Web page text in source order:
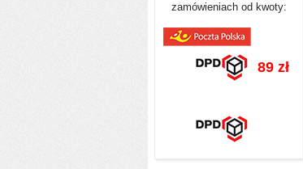
zamówieniach od kwoty:
89 zł